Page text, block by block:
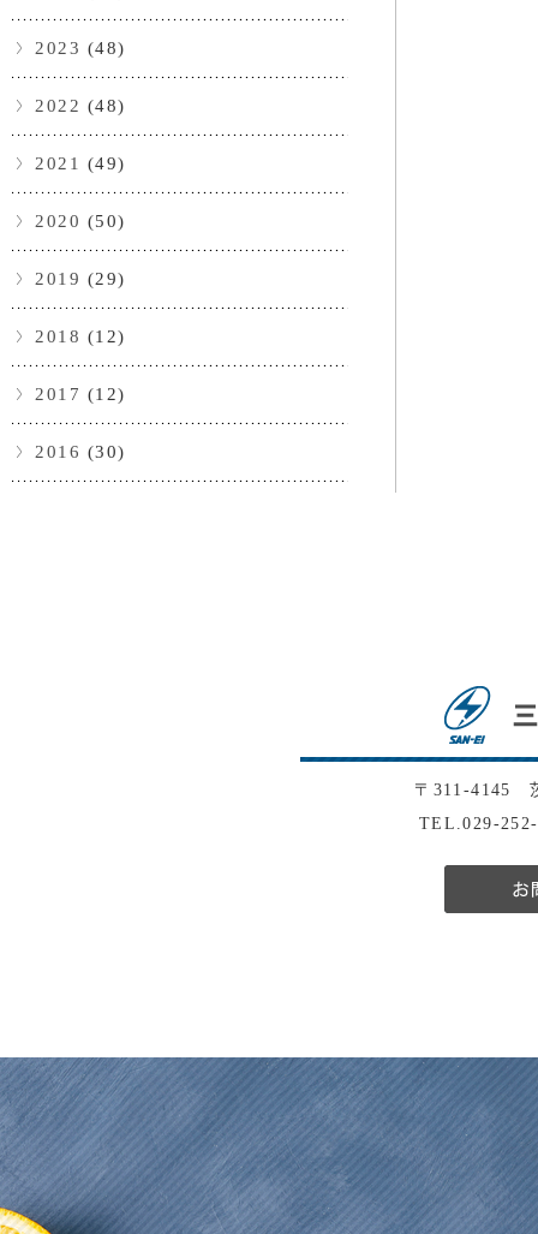
2023 (48)
2022 (48)
2021 (49)
2020 (50)
2019 (29)
2018 (12)
2017 (12)
2016 (30)
〒311-4145
TEL.029-